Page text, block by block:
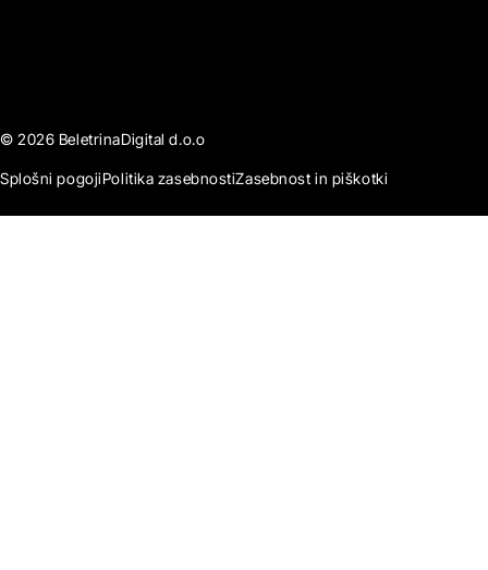
© 2026 BeletrinaDigital d.o.o
Splošni pogojiPolitika zasebnostiZasebnost in piškotki